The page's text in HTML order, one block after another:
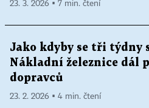
23. 3. 2026 ▪ 7 min. čtení
Jako kdyby se tři týdny
Nákladní železnice dál
dopravců
23. 2. 2026 ▪ 4 min. čtení